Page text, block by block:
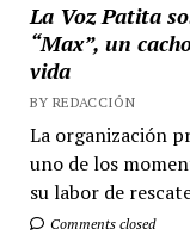
La Voz Patita
“Max”, un
vida
BY REDACCIÓN
La organización
uno de los
su labor de
Comments closed